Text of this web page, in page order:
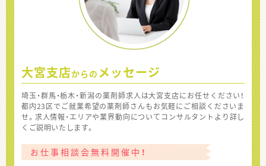
大宮支店からの メッセージ
埼玉・群馬・栃木・新潟の薬剤師求人は大宮支店にお任せください！
都内23区でご就業希望の薬剤師さんもお気軽にご相談くださいま
せ。求人情報・エリアや業界動向についてコンサルタントより詳し
くご説明いたします。
お仕事相談会無料開催中！